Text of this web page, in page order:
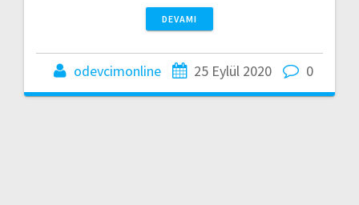
DEVAMI
odevcimonline 25 Eylül 2020 0